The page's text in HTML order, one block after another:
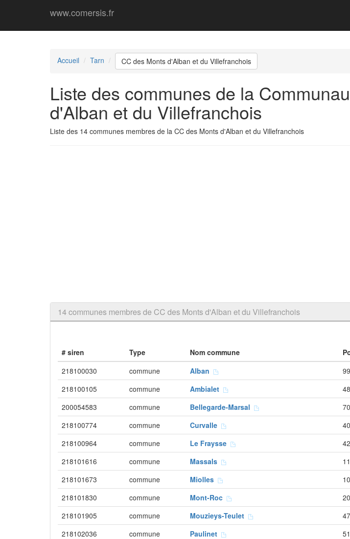
www.comersis.fr
Accueil Tarn CC des Monts d'Alban et du Villefranchois
Liste des communes de la
d'Alban et du Villefranchois
Liste des 14 communes membres de la CC des Monts d'Alban et du Villefranchois
14 communes membres de CC des Monts d'Alban et du Villefranchois
# siren Type Nom commune
218100030
commune Alban
218100105
commune Ambialet
200054583
commune Bellegarde-Marsal
218100774
commune Curvalle
218100964
commune Le Fraysse
218101616
commune Massals
218101673
commune Miolles
218101830
commune Mont-Roc
218101905
commune Mouzieys-Teulet
218102036
commune Paulinet